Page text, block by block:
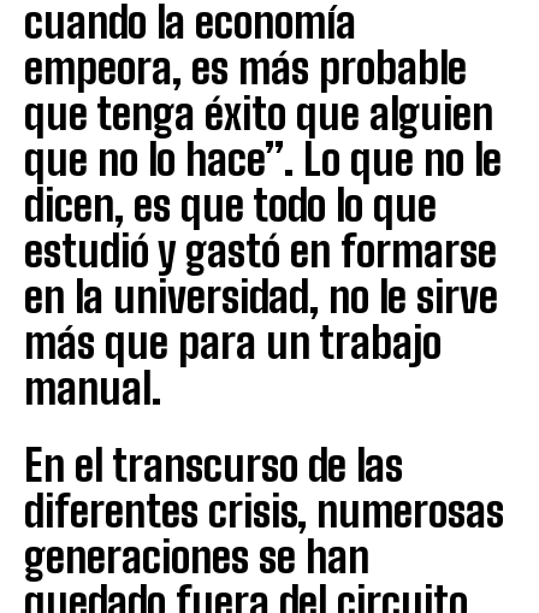
cuando la economía
empeora, es más probable
que tenga éxito que alguien
que no lo hace”. Lo que no le
dicen, es que todo lo que
estudió y gastó en formarse
en la universidad, no le sirve
más que para un trabajo
manual.
En el transcurso de las
diferentes crisis, numerosas
generaciones se han
quedado fuera del circuito